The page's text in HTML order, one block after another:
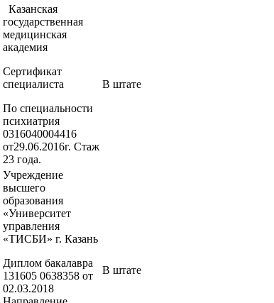
Казанская
государственная
медицинская
академия
Сертификат
специалиста
По специальности
психиатрия
0316040004416
от29.06.2016г. Стаж
23 года.
В штате
Учреждение
высшего
образования
«Университет
управления
«ТИСБИ» г. Казань
Диплом бакалавра
131605 0638358 от
02.03.2018
В штате